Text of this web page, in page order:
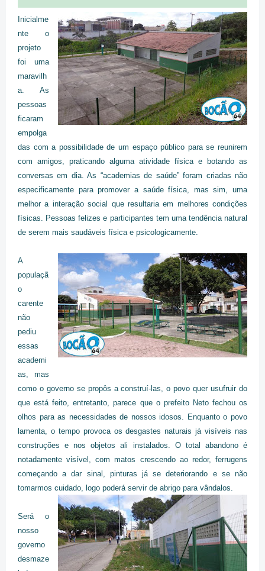
Inicialme
nte o
projeto
foi uma
maravilh
a. As
pessoas
ficaram
empolga
das com a possibilidade de um espaço público para se reunirem
com amigos, praticando alguma atividade física e botando as
conversas em dia. As “academias de saúde” foram criadas não
especificamente para promover a saúde física, mas sim, uma
melhor a interação social que resultaria em melhores condições
físicas. Pessoas felizes e participantes tem uma tendência natural
de serem mais saudáveis física e psicologicamente.
A
populaçã
o
carente
não
pediu
essas
academi
as, mas
como o governo se propôs a construí-las, o povo quer usufruir do
que está feito, entretanto, parece que o prefeito Neto fechou os
olhos para as necessidades de nossos idosos. Enquanto o povo
lamenta, o tempo provoca os desgastes naturais já visíveis nas
construções e nos objetos ali instalados. O total abandono é
notadamente visível, com matos crescendo ao redor, ferrugens
começando a dar sinal, pinturas já se deteriorando e se não
tomarmos cuidado, logo poderá servir de abrigo para vândalos.
Será o
nosso
governo
desmaze